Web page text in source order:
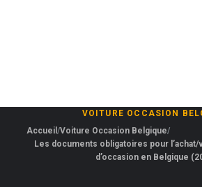
VOITURE OCCASION
Accueil Voiture Occasion Belgique
Les documents obligatoires pour l’achat/
d’occasion en Belgique